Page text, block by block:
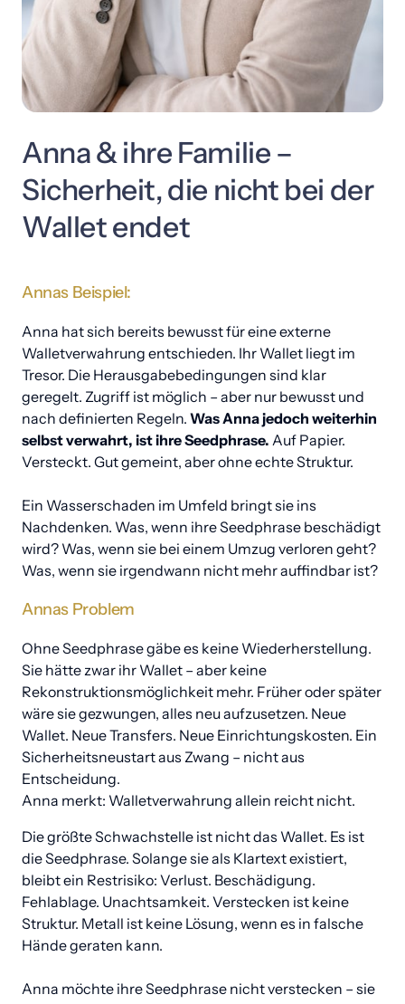
Anna & ihre Familie
Sicherheit, die nicht bei
der
Wallet endet
Annas Beispiel:
Anna hat sich bereits bewusst für eine externe
Walletverwahrung entschieden. Ihr Wallet liegt im
Tresor. Die Herausgabebedingungen sind klar
geregelt. Zugriff ist möglich – aber nur bewusst und
nach definierten Regeln. Was Anna jedoch weiterhin
selbst verwahrt, ist ihre Seedphrase. Auf Papier.
Versteckt. Gut gemeint, aber ohne echte Struktur.
Ein Wasserschaden im Umfeld bringt sie ins
Nachdenken. Was, wenn ihre Seedphrase beschädigt
wird? Was, wenn sie bei einem Umzug verloren geht?
Was, wenn sie irgendwann nicht mehr auffindbar ist?
Annas Problem
Ohne Seedphrase gäbe es keine Wiederherstellung.
Sie hätte zwar ihr Wallet – aber keine
Rekonstruktionsmöglichkeit mehr. Früher oder später
wäre sie gezwungen, alles neu aufzusetzen. Neue
Wallet. Neue Transfers. Neue Einrichtungskosten. Ein
Sicherheitsneustart aus Zwang – nicht aus
Entscheidung.
Anna merkt: Walletverwahrung allein reicht nicht.
Die größte Schwachstelle ist nicht das Wallet. Es ist
die Seedphrase. Solange sie als Klartext existiert,
bleibt ein Restrisiko: Verlust. Beschädigung.
Fehlablage. Unachtsamkeit. Verstecken ist keine
Struktur. Metall ist keine Lösung, wenn es in falsche
Hände geraten kann.
Anna möchte ihre Seedphrase nicht verstecken – sie